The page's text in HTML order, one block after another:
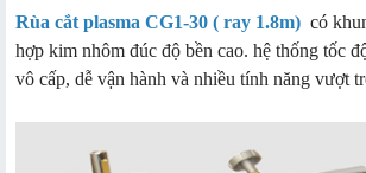
Rùa cắt plasma CG1-30 ( ray 1.8m) có
hợp kim nhôm đúc độ bền cao. hệ thống tốc
vô cấp, dễ vận hành và nhiều tính năng vượt